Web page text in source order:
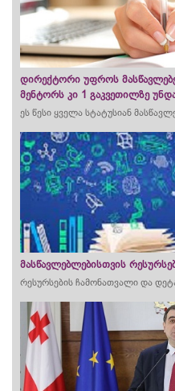
დირექტორი უფროს
მენტორს კი 1 გაკვეთილზე
ეს წესი ყველა სტატუსიან
მასწავლებლებისთვის
რესურსების ჩამონათვალი და